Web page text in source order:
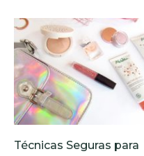
Técnicas Seguras para